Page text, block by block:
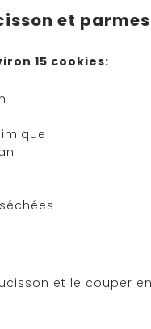
et
15 cookies:
et le couper